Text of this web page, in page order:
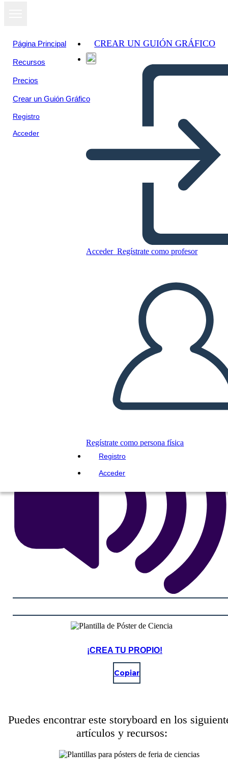
Página Principal
Recursos
Precios
Crear un Guión Gráfico
Registro
Acceder
CREAR UN GUIÓN GRÁFICO
Acceder Regístrate como profesor
Regístrate como persona física
Registro
Acceder
Plantilla de Póster de Ciencia
Copie este guión gráfico
CREAR UN GUIÓN GRÁFICO
JUEGO DE DIAPOSITIVAS
LEERME
¡CREA TU PROPIO!
Copiar
Puedes encontrar este storyboard en los
artículos y recursos: